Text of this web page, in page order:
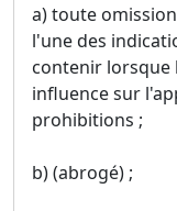
a) toute
l'une des
contenir lorsque
influence sur
prohibitions ;
b) (abrogé) ;